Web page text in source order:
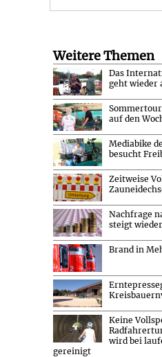
Weitere Themen
Das
geht wieder
auf den
Mediabike
besucht
Zeitweise
Nachfrage
steigt wieder
Brand in
Keine
wird bei
gereinigt